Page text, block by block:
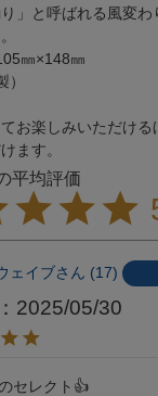
り」と呼ばれる風変
㎜×148㎜
お楽しみいただけ
ます。
ェイブ 17
2025/05/30
セレクト👍